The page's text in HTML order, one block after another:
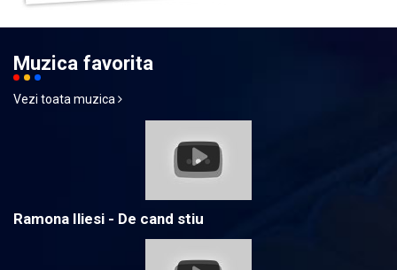
Muzica favorita
Vezi toata muzica
Ramona Iliesi - De cand stiu